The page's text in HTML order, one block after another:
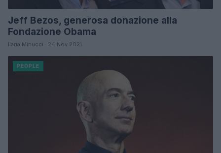
Jeff Bezos, generosa donazione alla
Fondazione Obama
Ilaria Minucci · 24 Nov 2021
PEOPLE